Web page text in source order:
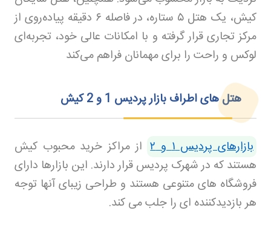
کیش، یک هتل ۵ ستاره، در فاصله ۶ دقیقه پیاده‌روی از
مرکز تجاری قرار گرفته و با امکانات عالی خود، تجربه‌ای
لوکس و راحت را برای مهمانان فراهم می‌کند
هتل‌ های اطراف بازار پردیس 1 و 2 کیش
بازارهای پردیس ۱ و ۲
از مراکز خرید محبوب کیش
هستند که در شهرک پردیس قرار دارند. این بازارها دارای
فروشگاه های متنوعی هستند و طراحی زیبای آنها توجه
هر بازدیدکننده ای را جلب می کند.